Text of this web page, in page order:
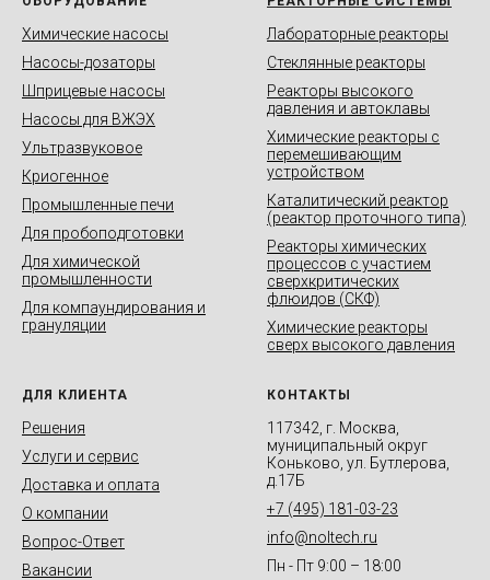
Химические насосы
Насосы-дозаторы
Шприцевые насосы
Насосы для ВЖЭХ
Ультразвуковое
Криогенное
Промышленные печи
Для пробоподготовки
Для химической
промышленности
Для компаундирования и
грануляции
Лабораторные реакторы
Стеклянные реакторы
Реакторы высокого
давления и автоклавы
Химические реакторы с
перемешивающим
устройством
Каталитический реактор
(реактор проточного типа)
Реакторы химических
процессов с участием
сверхкритических
флюидов (СКФ)
Химические реакторы
сверх высокого давления
ДЛЯ КЛИЕНТА
Решения
Услуги и сервис
Доставка и оплата
О компании
Вопрос-Ответ
Вакансии
КОНТАКТЫ
117342, г. Москва,
муниципальный округ
Коньково, ул. Бутлерова,
д.17Б
+7 (495) 181-03-23
info@noltech.ru
Пн - Пт 9:00 – 18:00